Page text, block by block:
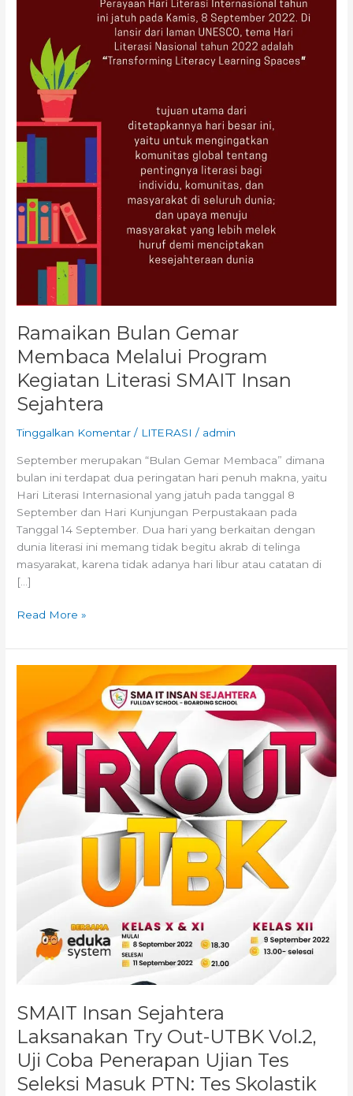
Ramaikan Bulan Gemar
Membaca Melalui Program
Kegiatan Literasi SMAIT Insan
Sejahtera
Tinggalkan Komentar / LITERASI / admin
September merupakan “Bulan Gemar Membaca” dimana
bulan ini terdapat dua peringatan hari penuh makna, yaitu
Hari Literasi Internasional yang jatuh pada tanggal 8
September dan Hari Kunjungan Perpustakaan pada
Tanggal 14 September. Dua hari yang berkaitan dengan
dunia literasi ini memang tidak begitu akrab di telinga
masyarakat, karena tidak adanya hari libur atau catatan di
[…]
Sejahtera
Read More »
SMAIT Insan Sejahtera
Laksanakan Try Out-UTBK Vol.2,
Uji Coba Penerapan Ujian Tes
Seleksi Masuk PTN: Tes Skolastik
Sejahtera
Laksanakan
Out-
UTBK
Vol.2,
Uji
Penerapan
Tes
Masuk
PTN:
Skolastik